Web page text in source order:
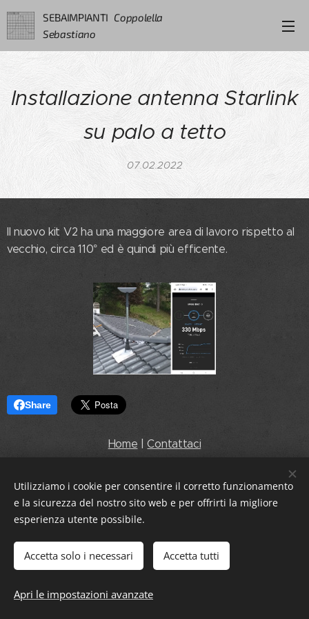
SEBAIMPIANTI Coppolella
Sebastiano
Installazione antenna Starlink
su palo a tetto
07.02.2022
Il nuovo kit V2 ha una maggiore area di lavoro rispetto al
vecchio, circa 110° ed è quindi più efficente.
Share
Home |Contattaci
By SEBAIMPIANTI di Coppolella Sebastiano
Tel.3290268159 p.iva 03509611202
Coppolella Sebastiano - Antennista Bologna Vedi su Google Maps
Cookies
Utilizziamo i cookie per consentire il corretto funzionamento
e la sicurezza del nostro sito web e per offrirti la migliore
esperienza utente possibile.
Accetta solo i necessari Accetta tutti
Apri le impostazioni avanzate